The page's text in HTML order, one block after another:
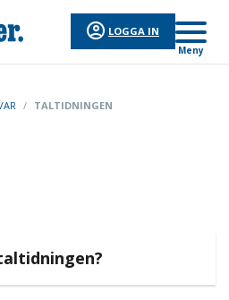
LOGGA IN
Meny
/ TALTIDNINGEN